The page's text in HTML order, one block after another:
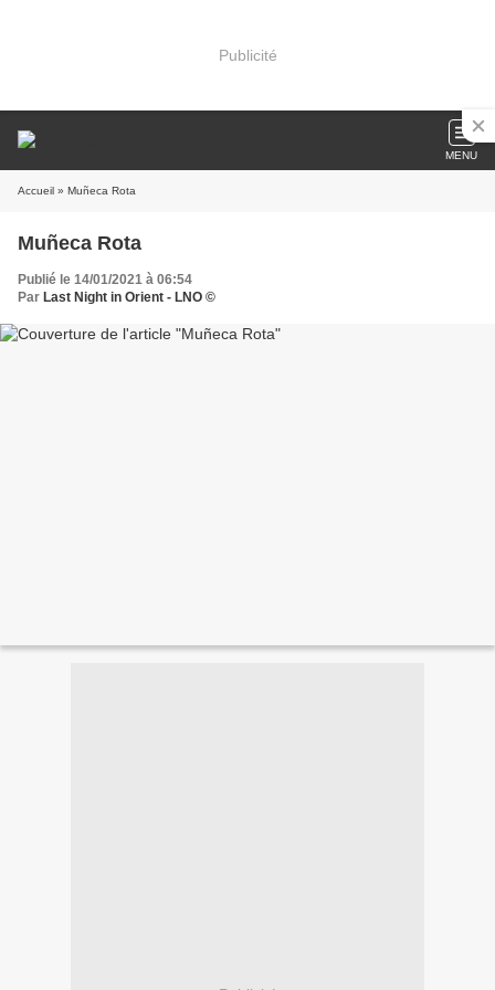
Publicité
MENU
Accueil » Muñeca Rota
Muñeca Rota
Publié le 14/01/2021 à 06:54
Par Last Night in Orient - LNO ©